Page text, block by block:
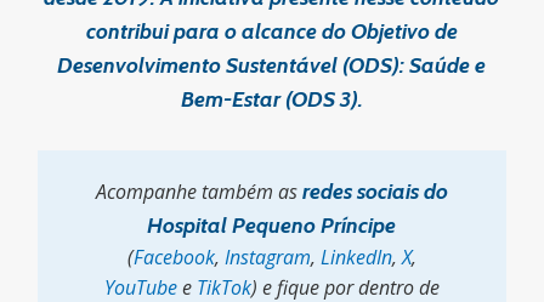
contribui para o alcance do Objetivo de
Desenvolvimento Sustentável (ODS): Saúde e
Bem-Estar (ODS 3).
Acompanhe também asredes sociais do
Hospital Pequeno Príncipe
(Facebook, Instagram, LinkedIn,X,
YouTubee TikTok) e fique por dentro de